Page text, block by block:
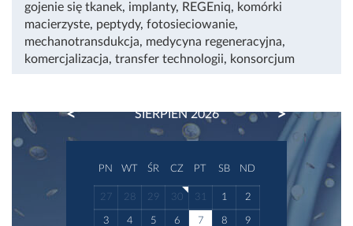
gojenie się tkanek, implanty, REGEniq, komórki
macierzyste, peptydy, fotosieciowanie,
mechanotransdukcja, medycyna regeneracyjna,
komercjalizacja, transfer technologii, konsorcjum
SIERPIEŃ 2026
PREVIOUS NEXT
PN WT ŚR CZ PT SB ND
27 28 29 30 31 1 2
3 4 5 6 7 8 9